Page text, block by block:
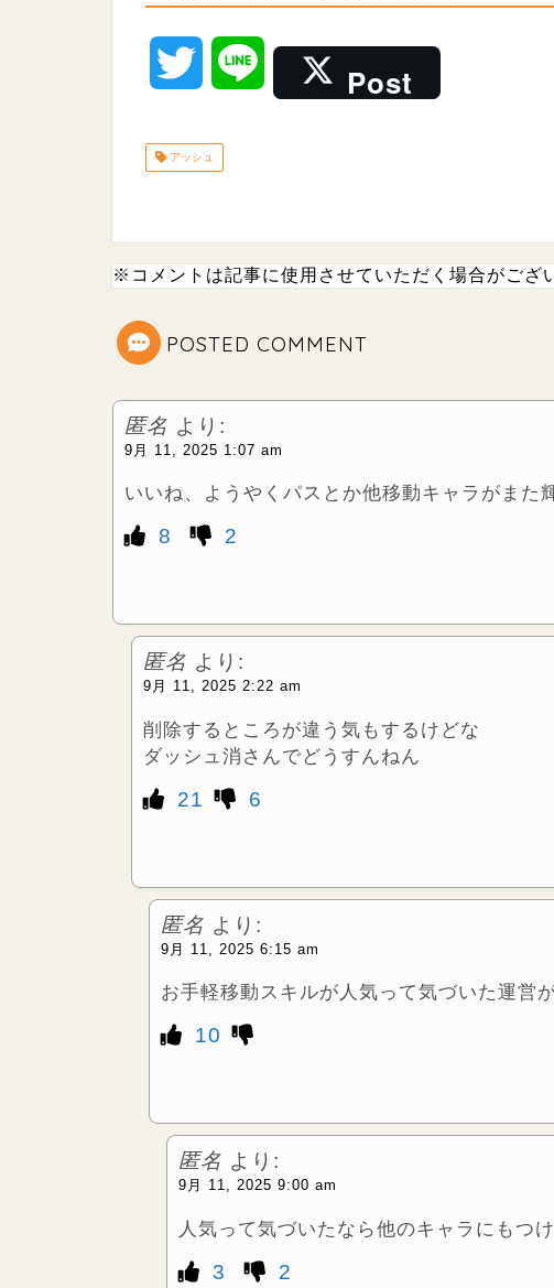
i
t
Post
アッシュ
※コメントは記事に使用させていただく場合がござ
POSTED COMMENT
匿名 より:
9月 11, 2025 1:07 am
いいね、ようやくパスとか他移動キャラがまた
8 2
匿名 より:
9月 11, 2025 2:22 am
削除するところが違う気もするけどな
ダッシュ消さんでどうすんねん
21 6
匿名 より:
9月 11, 2025 6:15 am
お手軽移動スキルが人気って気づいた運
10
匿名 より:
9月 11, 2025 9:00 am
人気って気づいたなら他のキャラにもつ
3 2